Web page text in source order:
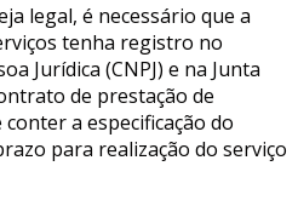
legal, é necessário que a
tenha registro no
Jurídica (CNPJ) e na Junta
de prestação de
a especificação do
para realização do serviço